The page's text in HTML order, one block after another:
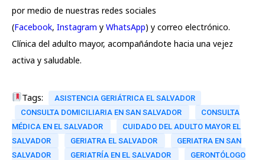
por medio de nuestras redes sociales
(Facebook, Instagram y WhatsApp) y correo electrónico.
Clínica del adulto mayor, acompañándote hacia una vejez
activa y saludable.
Tags:
ASISTENCIA GERIÁTRICA EL SALVADOR
CONSULTA DOMICILIARIA EN SAN SALVADOR
CONSULTA
MÉDICA EN EL SALVADOR
CUIDADO DEL ADULTO MAYOR EL
SALVADOR
GERIATRA EL SALVADOR
GERIATRA EN SAN
SALVADOR
GERIATRÍA EN EL SALVADOR
GERONTÓLOGO